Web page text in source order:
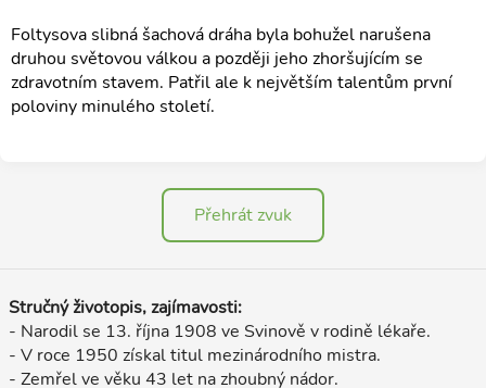
Foltysova slibná šachová dráha byla bohužel narušena
druhou světovou válkou a později jeho zhoršujícím se
zdravotním stavem. Patřil ale k největším talentům první
poloviny minulého století.
Přehrát zvuk
Stručný životopis, zajímavosti:
- Narodil se 13. října 1908 ve Svinově v rodině lékaře.
- V roce 1950 získal titul mezinárodního mistra.
- Zemřel ve věku 43 let na zhoubný nádor.